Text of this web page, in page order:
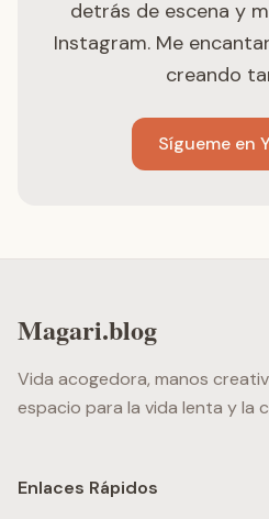
detrás de escena y
Instagram. Me
creando
Sígueme en
Magari.blog
Vida acogedora, manos
espacio para la vida lenta y la
Enlaces Rápidos